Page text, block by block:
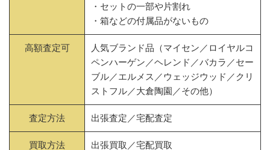
・セットの一部や片割れ
・箱などの付属品がないもの
高額査定可
人気ブランド品（マイセン／ロイヤルコ
ペンハーゲン／ヘレンド／バカラ／セー
ブル／エルメス／ウェッジウッド／クリ
ストフル／大倉陶園／その他）
査定方法 出張査定／宅配査定
買取方法 出張買取／宅配買取